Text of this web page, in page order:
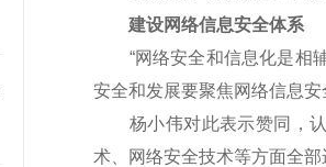
建设网络信息安全体系
“网络安全和信息化是相辅
安全和发展要聚焦网络信息安
杨小伟对此表示赞同，认
术、网络安全技术等方面全